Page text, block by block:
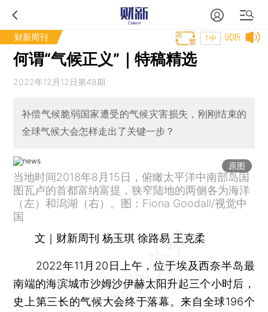
财新周刊 试听
T中
何谓“气候正义”｜特稿精选
2022年12月12日第48期
补偿气候脆弱国家遭受的气候灾害损失，刚刚结束的
全球气候大会怎样走出了关键一步？
原图
当地时间2018年8月15日，俯瞰太平洋中南部岛国
图瓦卢的首都富纳富提，狭窄陆地的两侧各为海洋
（左）和潟湖（右）。图：Fiona Goodall/视觉中
国
文｜财新周刊 杨玉琪 徐路易 王克柔
2022年11月20日上午，位于埃及西奈半岛最
南端的海滨城市沙姆沙伊赫太阳升起三个小时后，
史上第三长的气候大会终于落幕。来自全球196个